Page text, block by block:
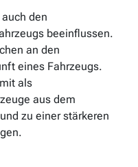
den
beeinflussen.
an den
eines Fahrzeugs.
als
aus dem
zu einer stärkeren